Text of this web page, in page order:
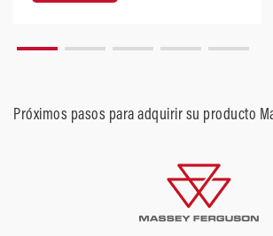
Próximos pasos para adquirir su producto